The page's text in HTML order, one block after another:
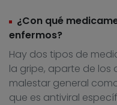
¿Con qué
enfermos?
Hay dos tipos de
la gripe, aparte de los
malestar general
que es antiviral